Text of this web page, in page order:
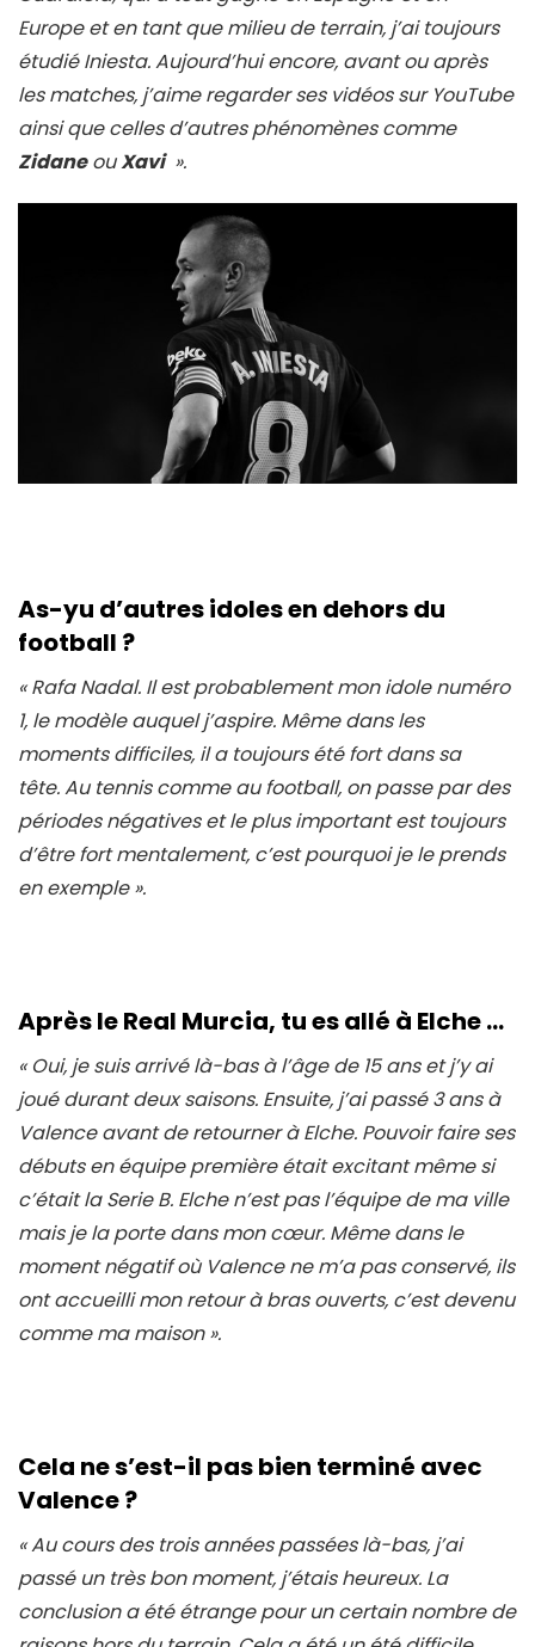
Europe et en tant que milieu de terrain, j’ai toujours
étudié Iniesta. Aujourd’hui encore, avant ou après
les matches, j’aime regarder ses vidéos sur YouTube
ainsi que celles d’autres phénomènes comme
ZidaneouXavi ».
As-yu d’autres idoles en dehors du
football ?
« Rafa Nadal. Il est probablement mon idole numéro
1, le modèle auquel j’aspire. Même dans les
moments difficiles, il a toujours été fort dans sa
tête. Au tennis comme au football, on passe par des
périodes négatives et le plus important est toujours
d’être fort mentalement, c’est pourquoi je le prends
en exemple ».
Après le Real Murcia, tu es allé à Elche …
« Oui, je suis arrivé là-bas à l’âge de 15 ans et j’y ai
joué durant deux saisons. Ensuite, j’ai passé 3 ans à
Valence avant de retourner à Elche. Pouvoir faire ses
débuts en équipe première était excitant même si
c’était la Serie B. Elche n’est pas l’équipe de ma ville
mais je la porte dans mon cœur. Même dans le
moment négatif où Valence ne m’a pas conservé, ils
ont accueilli mon retour à bras ouverts, c’est devenu
comme ma maison ».
Cela ne s’est-il pas bien terminé avec
Valence ?
« Au cours des trois années passées là-bas, j’ai
passé un très bon moment, j’étais heureux. La
conclusion a été étrange pour un certain nombre de